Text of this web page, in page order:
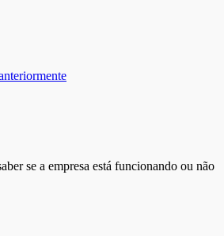
se a empresa está funcionando ou não